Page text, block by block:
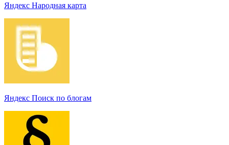
Яндекс Народная карта
Яндекс Поиск по блогам